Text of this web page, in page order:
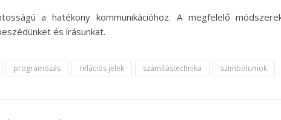
a hatékony kommunikációhoz. A megfelelő
és írásunkat.
programozás relációs jelek számítástechnika szimbólumok